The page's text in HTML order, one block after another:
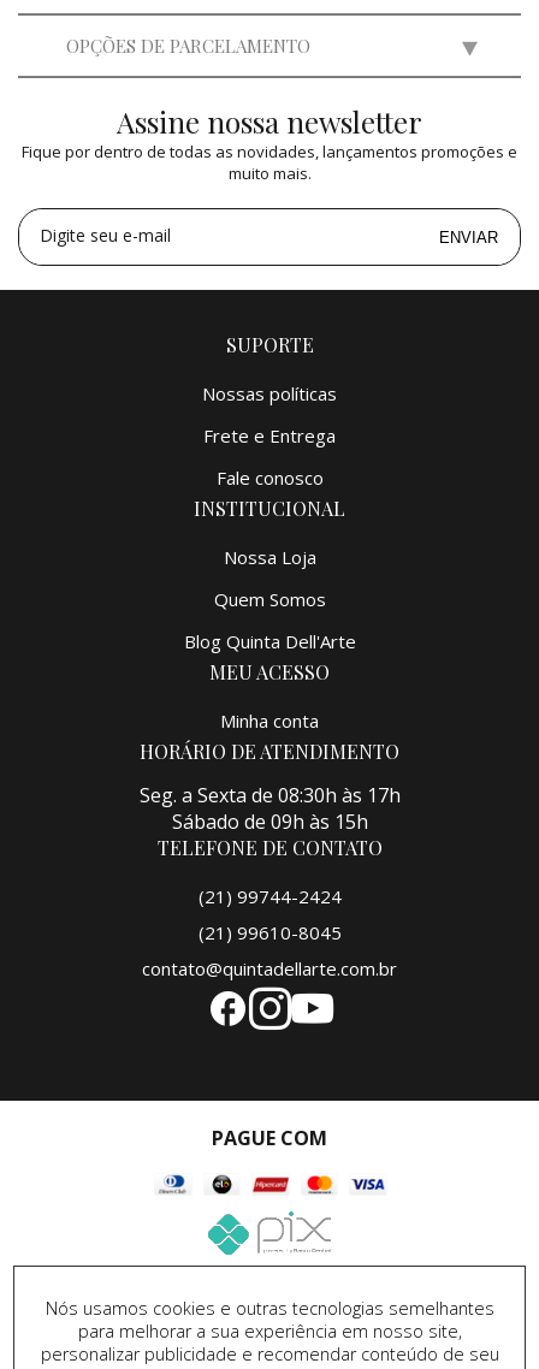
OPÇÕES DE PARCELAMENTO
deR$ 55.000,00 =R$ 110.000,00
3x deR$ 36.663,00 =R$ 109.989,00
R$ 22.000,00
Assine nossa newsletter
Fique por dentro de todas as novidades, lançamentos promoções e
muito mais.
Digite seu e-mail ENVIAR
SUPORTE
Nossas políticas
Frete e Entrega
Fale conosco
INSTITUCIONAL
Nossa Loja
Quem Somos
Blog Quinta Dell'Arte
MEU ACESSO
Minha conta
HORÁRIO DE ATENDIMENTO
Seg. a Sexta de 08:30h às 17h
Sábado de 09h às 15h
TELEFONE DE CONTATO
(21) 99744-2424
(21) 99610-8045
contato@quintadellarte.com.br
PAGUE COM
SEGURANÇA
Nós usamos cookies e outras tecnologias semelhantes
para melhorar a sua experiência em nosso site,
personalizar publicidade e recomendar conteúdo de seu